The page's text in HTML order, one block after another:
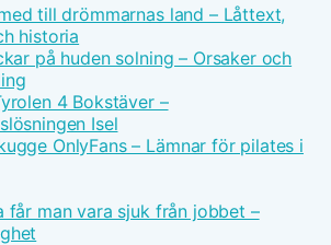
till drömmarnas land – Låttext,
historia
på huden solning – Orsaker och
4 Bokstäver –
Isel
OnlyFans – Lämnar för pilates i
får man vara sjuk från jobbet –